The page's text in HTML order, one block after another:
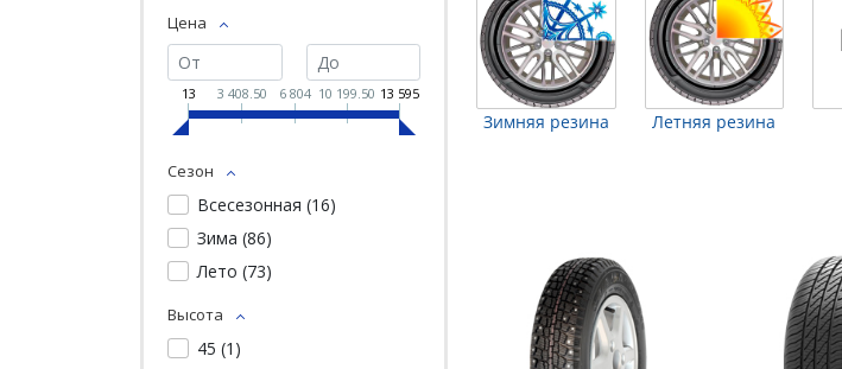
Цена
13 3 408.50 6 804 10 199.50 13 595
Сезон
Всесезонная (16)
Зима (86)
Лето (73)
Высота
45 (1 )
Зимняя резина Летняя резина